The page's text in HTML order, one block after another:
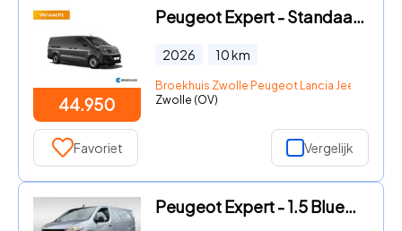
44.950
Peugeot Expert - Standaard - Elektrisch | 16" stalen velgen | Elektrisch bedi
2026 10km
Broekhuis Zwolle Peugeot Lancia Jeep Fiat
Zwolle (OV)
Favoriet Vergelijk
Peugeot Expert - 1.5 BlueHDI 100 Long L3 Premium | NL-auto | 1e Eig | Carplay